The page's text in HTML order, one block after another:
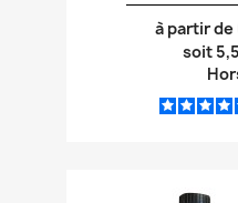
à partir
soit